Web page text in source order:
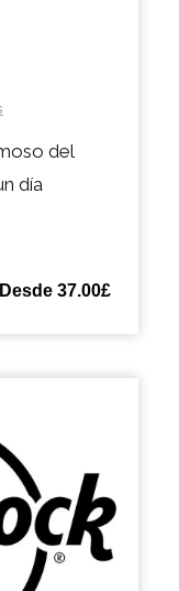
del
día
Desde 37.00£